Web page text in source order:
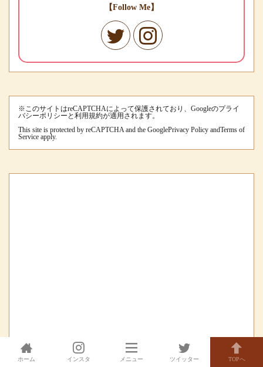
【Follow Me】
※このサイトはreCAPTCHAによって保護されており、Googleのプライ
バシーポリシーと利用規約が適用されます。
This site is protected by reCAPTCHA and the GooglePrivacy Policy andTerms of
Service apply.
ホーム インスタ メニュー ツイッター TOPへ